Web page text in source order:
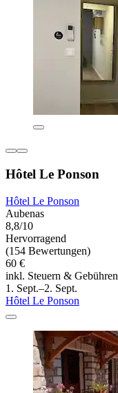
Hôtel Le Ponson
Hôtel Le Ponson
Aubenas
8,8/10
Hervorragend
(154 Bewertungen)
60 €
inkl. Steuern & Gebühren
1. Sept.–2. Sept.
Hôtel Le Ponson